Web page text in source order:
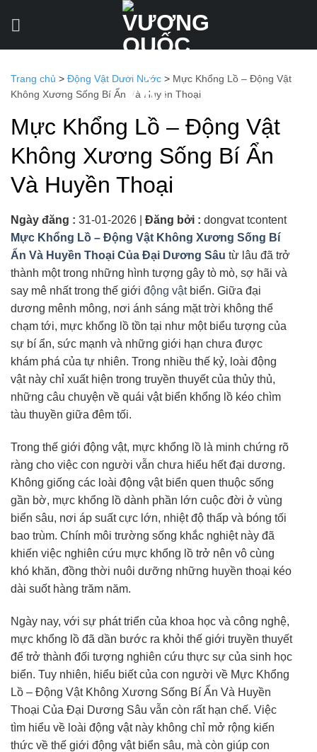
Trang chủ > Động Vật Dưới Nước > Mực Khổng Lồ – Động Vật
Không Xương Sống Bí Ẩn Và Huyền Thoại
Mực Khổng Lồ – Động Vật
Không Xương Sống Bí Ẩn
Và Huyền Thoại
Ngày đăng : 31-01-2026 Đăng bởi : dongvat tcontent
Mực Khổng Lồ – Động Vật Không Xương Sống Bí
Ẩn Và Huyền Thoại Của Đại Dương Sâu từ lâu đã trở
thành một trong những hình tượng gây tò mò, sợ hãi và
say mê nhất trong thế giới động vậtbiển. Giữa đại
dương mênh mông, nơi ánh sáng mặt trời không thể
chạm tới, mực khổng lồ tồn tại như một biểu tượng của
sự bí ẩn, sức mạnh và những giới hạn chưa được
khám phá của tự nhiên. Trong nhiều thế kỷ, loài động
vật này chỉ xuất hiện trong truyền thuyết của thủy thủ,
những câu chuyện về quái vật biển khổng lồ kéo chìm
tàu thuyền giữa đêm tối.
Trong thế giới động vật, mực khổng lồ là minh chứng rõ
ràng cho việc con người vẫn chưa hiểu hết đại dương.
Không giống các loài động vật biển quen thuộc sống
gần bờ, mực khổng lồ dành phần lớn cuộc đời ở vùng
biển sâu, nơi áp suất cực lớn, nhiệt độ thấp và bóng tối
bao trùm. Chính môi trường sống khắc nghiệt này đã
khiến việc nghiên cứu mực khổng lồ trở nên vô cùng
khó khăn, đồng thời nuôi dưỡng những huyền thoại kéo
dài suốt hàng trăm năm.
Ngày nay, với sự phát triển của khoa học và công nghệ,
mực khổng lồ đã dần bước ra khỏi thế giới truyền thuyết
để trở thành đối tượng nghiên cứu thực sự của sinh học
biển. Tuy nhiên, hiểu biết của con người về Mực Khổng
Lồ – Động Vật Không Xương Sống Bí Ẩn Và Huyền
Thoại Của Đại Dương Sâu vẫn còn rất hạn chế. Việc
tìm hiểu về loài động vật này không chỉ mở rộng kiến
thức về thế giới động vật biển sâu, mà còn giúp con